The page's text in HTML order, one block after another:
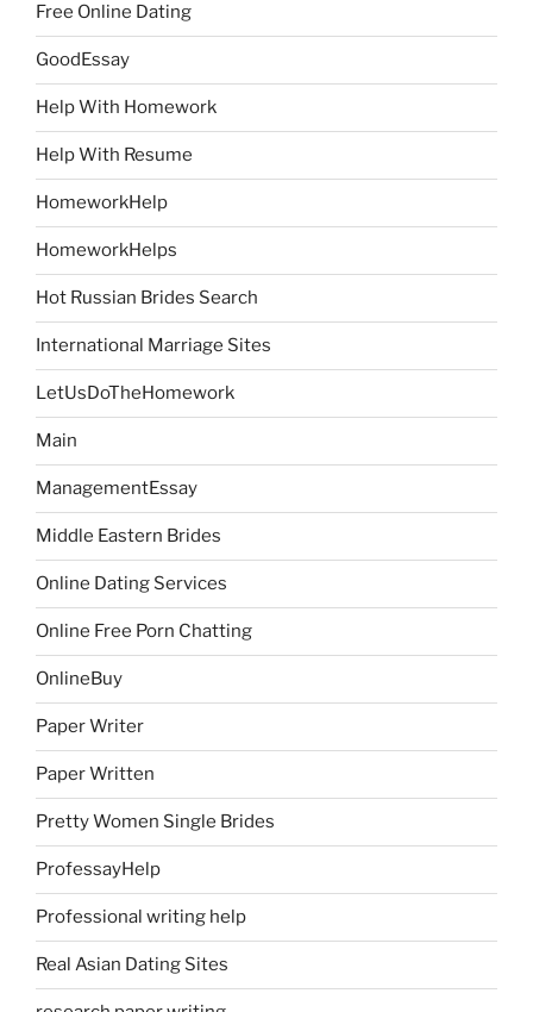
Free Online Dating
GoodEssay
Help With Homework
Help With Resume
HomeworkHelp
HomeworkHelps
Hot Russian Brides Search
International Marriage Sites
LetUsDoTheHomework
Main
ManagementEssay
Middle Eastern Brides
Online Dating Services
Online Free Porn Chatting
OnlineBuy
Paper Writer
Paper Written
Pretty Women Single Brides
ProfessayHelp
Professional writing help
Real Asian Dating Sites